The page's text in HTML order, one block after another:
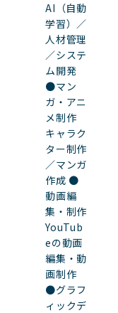
AI（自動
学習）／
人材管理
／システ
ム開発
●マン
ガ・アニ
メ制作
キャラク
ター制作
／マンガ
作成 ●
動画編
集・制作
YouTub
eの動画
編集・動
画制作
●グラフ
ィックデ